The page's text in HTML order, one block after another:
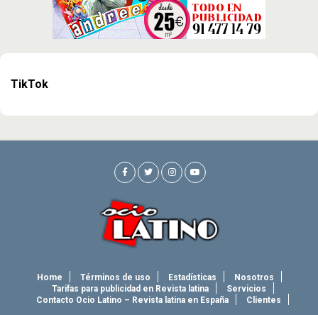
TikTok
Home Términos de uso Estadísticas
Nosotros
Tarifas para publicidad en Revista latina
Servicios
Contacto Ocio Latino – Revista latina en España
Clientes